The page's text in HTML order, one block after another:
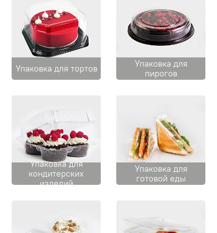
Упаковка для тортов
Упаковка для
пирогов
Упаковка для
кондитерских
изделий
Упаковка для
готовой еды